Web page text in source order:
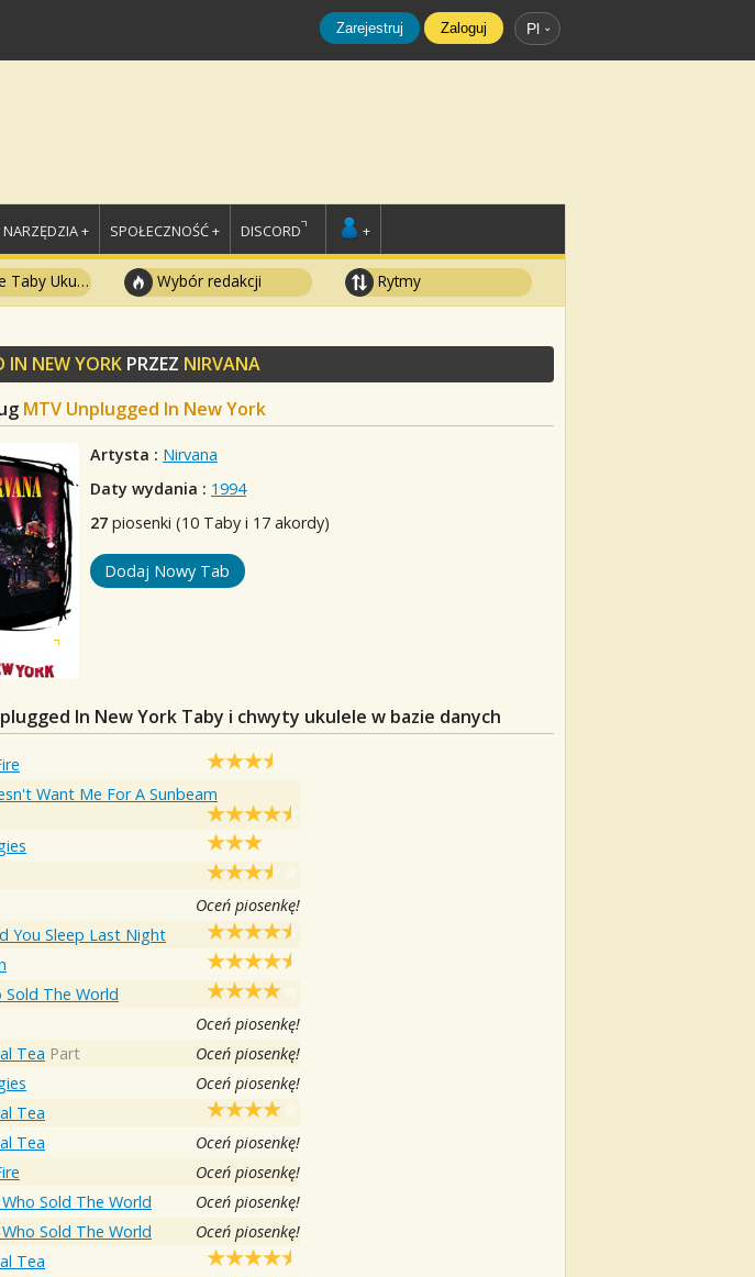
Zarejestruj Zaloguj Pl
NARZĘDZIA + SPOŁECZNOŚĆ + DISCORD +
Ukulele Wybór redakcji Rytmy
IN NEW YORK PRZEZ NIRVANA
MTV Unplugged In New York
Artysta : Nirvana
Daty wydania : 1994
27 piosenki (10 Taby i 17 akordy)
Dodaj Nowy Tab
In New York Taby i chwyty ukulele w bazie danych
Want Me For A Sunbeam
Oceń piosenkę!
You Sleep Last Night
Sold The World
Oceń piosenkę!
Tea Part Oceń piosenkę!
Oceń piosenkę!
Tea
Tea Oceń piosenkę!
Oceń piosenkę!
Sold The World Oceń piosenkę!
Sold The World Oceń piosenkę!
Tea